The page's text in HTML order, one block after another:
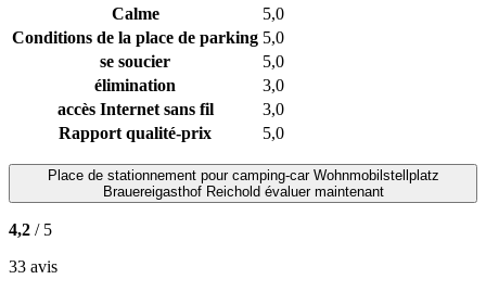
Calme
5,0
Conditions de la place de parking 5,0
se soucier
5,0
élimination
3,0
accès Internet sans fil
3,0
Rapport qualité-prix
5,0
Place de stationnement pour camping-car Wohnmobilstellplatz
Brauereigasthof Reichold évaluer maintenant
4,2 / 5
33 avis